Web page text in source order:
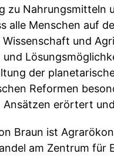
zu Nahrungsmitteln
alle Menschen auf
und
der
Reformen
Ansätzen erörtert
Braun ist
am Zentrum für